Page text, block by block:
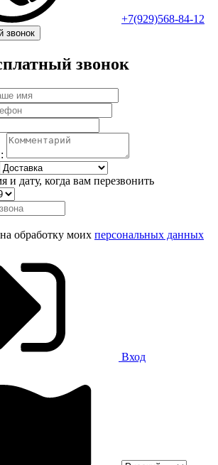
+7(929)568-84-12
звонок
звонок
и дату, когда вам перезвонить
обработку моих персональных данных
Вход